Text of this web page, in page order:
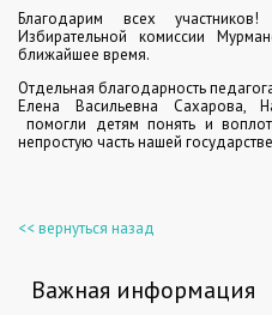
Благодарим всех
Избирательной комиссии
ближайшее время.
Отдельная благодарность
Елена Васильевна Сахарова,
помогли детям понять и
непростую часть нашей
<< вернуться назад
Важная информация